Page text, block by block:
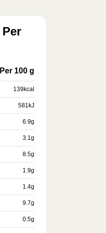
Per 100 g
139kcal
581kJ
6.9g
3.1g
8.5g
1.9g
1.4g
9.7g
0.5g